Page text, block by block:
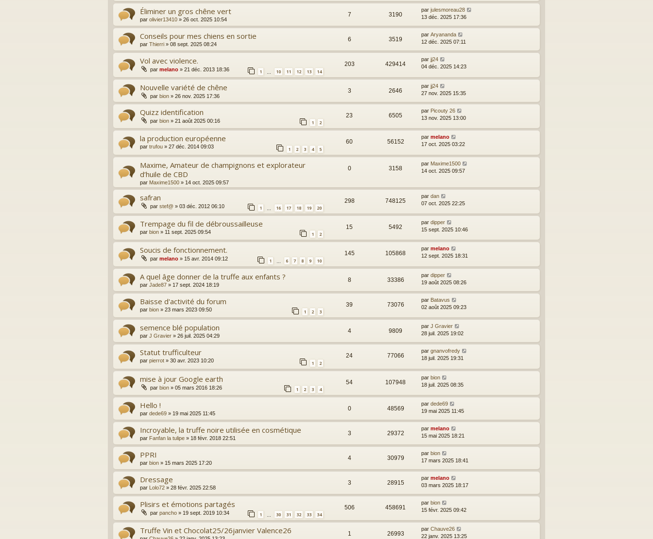
Éliminer un gros chêne vert
par olivier13410 » 26 oct. 2025 10:54
7 3190
par julesmoreau28
13 déc. 2025 17:36
Conseils pour mes chiens en sortie
par Thierri » 08 sept. 2025 08:24
6 3519
par Aryananda
12 déc. 2025 07:11
Vol avec violence.
par melano » 21 déc. 2013 18:36 1 10 11 12 13 14
203 429414
par jj24
04 déc. 2025 14:23
Nouvelle variété de chêne
par bion » 26 nov. 2025 17:36
3 2646
par jj24
27 nov. 2025 15:35
Quizz identification
par bion » 21 août 2025 00:16 1 2
23 6505
par Picouty 26
13 nov. 2025 13:00
la production européenne
par trufou » 27 déc. 2014 09:03 1 2 3 4 5
60 56152
par melano
17 oct. 2025 03:22
Maxime, Amateur de champignons et explorateur
d’huile de CBD
par Maxime1500 » 14 oct. 2025 09:57
0 3158
par Maxime1500
14 oct. 2025 09:57
safran
par stef@ » 03 déc. 2012 06:10 1 16 17 18 19 20
298 748125
par dan
07 oct. 2025 22:25
Trempage du fil de débroussailleuse
par bion » 11 sept. 2025 09:54 1 2
15 5492
par dipper
15 sept. 2025 10:46
Soucis de fonctionnement.
par melano » 15 avr. 2014 09:12 1 6 7 8 9 10
145 105868
par melano
12 sept. 2025 18:31
A quel âge donner de la truffe aux enfants ?
par Jade87 » 17 sept. 2024 18:19
8 33386
par dipper
19 août 2025 08:26
Baisse d'activité du forum
par bion » 23 mars 2023 09:50 1 2 3
39 73076
par Batavus
02 août 2025 09:23
semence blé population
par J Gravier » 26 juil. 2025 04:29
4 9809
par J Gravier
28 juil. 2025 19:02
Statut trufficulteur
par pierrot » 30 avr. 2023 10:20 1 2
24 77066
par gnanvofredy
18 juil. 2025 19:31
mise à jour Google earth
par bion » 05 mars 2016 18:26 1 2 3 4
54 107948
par bion
18 juil. 2025 08:35
Hello !
par dede69 » 19 mai 2025 11:45
0 48569
par dede69
19 mai 2025 11:45
Incroyable, la truffe noire utilisée en cosmétique
par Fanfan la tulipe » 18 févr. 2018 22:51
3 29372
par melano
15 mai 2025 18:21
PPRI
par bion » 15 mars 2025 17:20
4 30979
par bion
17 mars 2025 18:41
Dressage
par Lolo72 » 28 févr. 2025 22:58
3 28915
par melano
03 mars 2025 18:17
Plisirs et émotions partagés
par pancho » 19 sept. 2019 10:34 1 … 30 31 32 33 34
506 458691
par bion
15 févr. 2025 09:42
Truffe Vin et Chocolat25/26janvier Valence26 1 26993
par Chauve26
22 janv. 2025 13:25